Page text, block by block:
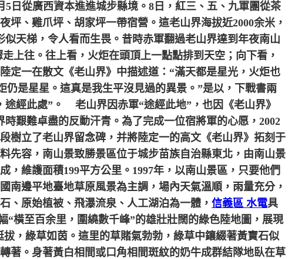
日從廣西資本進進城步縣境。8日，紅三、五、九軍團從茶
、雞爪坪、胡家坪一帶宿營。這老山界海拔近2000余米，
天梯，令人看而生畏。昔時赤軍翻過老山界達到年夜南山
上往。往上看，火炬在頭頂上一點點排到天空；向下看，
定一在散文《老山界》中描述道：“滿天都是星光，火炬也
是星星。這真是我生平沒見過的異景。”是以，下戰書兩
經此處”。
老山界因赤軍“途經此地”，也因《老山界》
艱難卓盡的反動汗青。為了完成一位宿將軍的心愿，2002
樹立了老山界留念碑，并將陸定一的高文《老山界》拓刻于
先容，南山景致勝景區位于城步苗族自治縣東北，由南山景
維護面積199平方公里。1997年，以南山景區，只要他們
邊平地臺地草原風景為主調，場內天氣溫順，雨量充分，
、原始植被、飛瀑流泉、人工湖泊為一體， 信義區 水電具
“橫至百余里，圍繞數千峰”的雄壯壯闊的綠色陸地圖，展現
拔，綠草如茵。這里的草賭氣勃勃，綠草中鑲綴著黃寶石似
著。身著黃白相間或口角相間斑紋的奶牛成群結隊地臥在草